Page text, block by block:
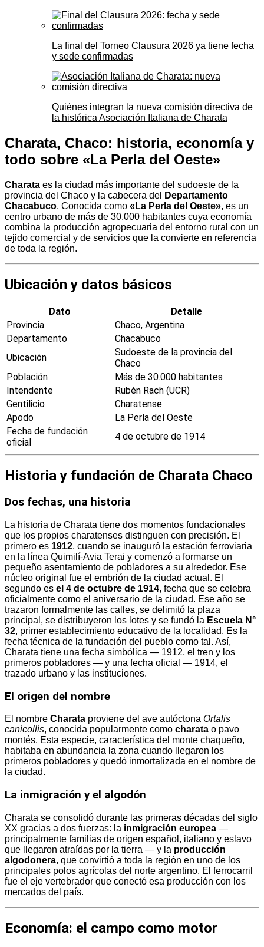
La final del Torneo Clausura 2026 ya tiene fecha
y sede confirmadas
Quiénes integran la nueva comisión directiva de
la histórica Asociación Italiana de Charata
Charata, Chaco: historia, economía y
todo sobre «La Perla del Oeste»
Charata es la ciudad más importante del sudoeste de la
provincia del Chaco y la cabecera del
Departamento
Chacabuco. Conocida como «La Perla del Oeste», es un
centro urbano de más de 30.000 habitantes cuya economía
combina la producción agropecuaria del entorno rural con un
tejido comercial y de servicios que la convierte en referencia
de toda la región.
Ubicación y datos básicos
Dato
Detalle
Provincia
Chaco, Argentina
Departamento
Chacabuco
Ubicación
Sudoeste de la provincia del
Chaco
Población
Más de 30.000 habitantes
Intendente
Rubén Rach (UCR)
Gentilicio
Charatense
Apodo
La Perla del Oeste
Fecha de fundación
oficial
4 de octubre de 1914
Historia y fundación de Charata Chaco
Dos fechas, una historia
La historia de Charata tiene dos momentos fundacionales
que los propios charatenses distinguen con precisión. El
primero es 1912, cuando se inauguró la estación ferroviaria
en la línea Quimilí-Avia Terai y comenzó a formarse un
pequeño asentamiento de pobladores a su alrededor. Ese
núcleo original fue el embrión de la ciudad actual. El
segundo es el 4 de octubre de 1914, fecha que se celebra
oficialmente como el aniversario de la ciudad. Ese año se
trazaron formalmente las calles, se delimitó la plaza
principal, se distribuyeron los lotes y se fundó la Escuela N°
32, primer establecimiento educativo de la localidad. Es la
fecha técnica de la fundación del pueblo como tal. Así,
Charata tiene una fecha simbólica — 1912, el tren y los
primeros pobladores — y una fecha oficial — 1914, el
trazado urbano y las instituciones.
El origen del nombre
El nombre Charata proviene del ave autóctona Ortalis
canicollis, conocida popularmente como charata o pavo
montés. Esta especie, característica del monte chaqueño,
habitaba en abundancia la zona cuando llegaron los
primeros pobladores y quedó inmortalizada en el nombre de
la ciudad.
La inmigración y el algodón
Charata se consolidó durante las primeras décadas del siglo
XX gracias a dos fuerzas: la inmigración europea —
principalmente familias de origen español, italiano y eslavo
que llegaron atraídas por la tierra — y la producción
algodonera, que convirtió a toda la región en uno de los
principales polos agrícolas del norte argentino. El ferrocarril
fue el eje vertebrador que conectó esa producción con los
mercados del país.
Economía: el campo como motor